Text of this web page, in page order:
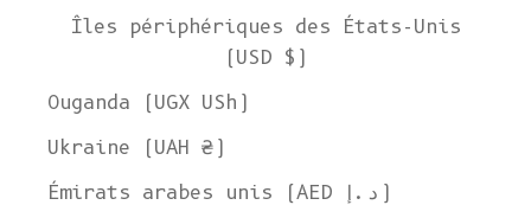
Îles périphériques des États-Unis
(USD $)
Ouganda (UGX USh)
Ukraine (UAH ₴)
Émirats arabes unis (AED د.إ)